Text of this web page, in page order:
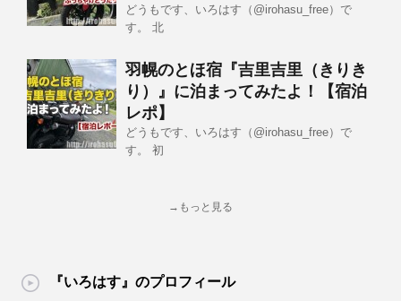
どうもです、いろはす（@irohasu_free）で
す。 北
羽幌のとほ宿『吉里吉里（きりき
り）』に泊まってみたよ！【宿泊
レポ】
どうもです、いろはす（@irohasu_free）で
す。 初
→もっと見る
『いろはす』のプロフィール